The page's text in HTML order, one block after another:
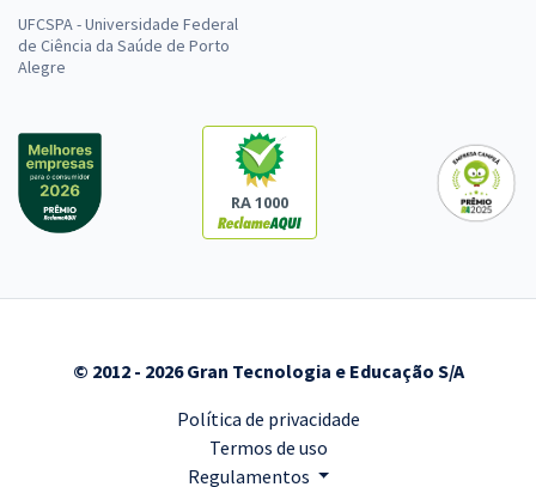
UFCSPA - Universidade Federal
de Ciência da Saúde de Porto
Alegre
RA 1000
© 2012 - 2026 Gran Tecnologia e Educação S/A
Política de privacidade
Termos de uso
Regulamentos